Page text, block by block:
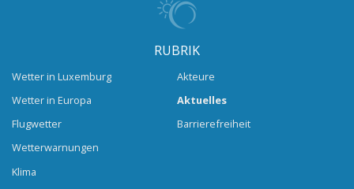
RUBRIK
Wetter in Luxemburg
Wetter in Europa
Flugwetter
Wetterwarnungen
Klima
Akteure
Aktuelles
Barrierefreiheit